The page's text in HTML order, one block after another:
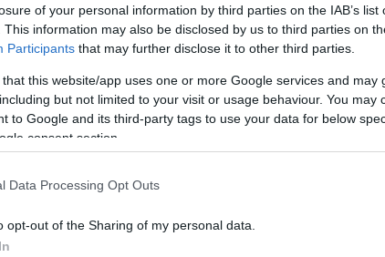
of your personal information by third parties on the IAB’s list
This information may also be disclosed by us to third parties on
Participants that may further disclose it to other third parties.
that this website/app uses one or more Google services and may
but not limited to your visit or usage behaviour. You may
to Google and its third-party tags to use your data for below
consent section.
Data Processing Opt Outs
opt-out of the Sharing of my personal data.
a neurodivergens közösség
Ildikóval
ideje kb. 5-8 perc] Ahogy közeledik az évkör
arra gondoltunk, segítenénk az ünnepi
számára kihívást jelentő időszak köré…